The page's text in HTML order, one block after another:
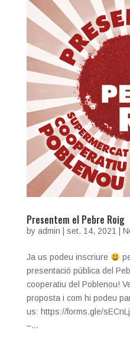
Presentem el Pebre Roig
by admin set. 14, 2021
Ja us podeu inscriure
presentació pública del
cooperatiu del Poblenou!
proposta i com hi podeu
us: https://forms.gle/
–...